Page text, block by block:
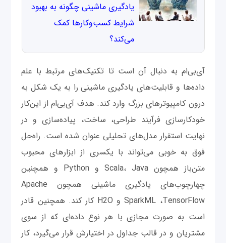
یادگیری ماشینی چگونه به بهبود
شرایط کسب‌وکارها کمک
می‌کند؟
آی‌بی‌ام به دنبال آن است تا تکنیک‌های مرتبط با علم
داده‌ها و قابلیت‌های یادگیری ماشینی را به یک شکل به
درون کامپیوترهای بزرگ وارد کند. هدف آی‌بی‌ام از این‌کار
خودکارسازی فرآیند طراحی، ساخت، پیاده‌سازی و در
نهایت استقرار مدل‌های تحلیلی عنوان شده است. راه‌حل
فوق به خوبی می‌تواند با یکسری از ابزارهای محبوب
متن‌باز همچون Scala، Java و Python و همچنین
چهارچوب‌های یادگیری ماشینی همچون Apache
SparkML ،TensorFlow و H2O کار کند. همچنین قادر
است به صورت مجازی با هر نوع داده‌ای که از سوی
مشتریان و در قالب جداول در اختیارش قرار می‌گیرد، کار